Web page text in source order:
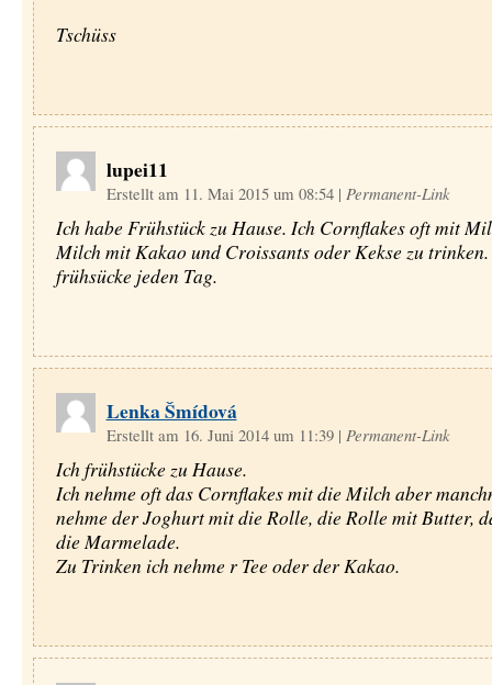
Tschüss
lupei11
Erstellt am 11. Mai 2015 um 08:54 | Permanent-Link
Ich habe Frühstück zu Hause. Ich Cornflakes oft mit
Milch mit Kakao und Croissants oder Kekse zu
frühsücke jeden Tag.
Lenka Šmídová
Erstellt am 16. Juni 2014 um 11:39 | Permanent-Link
Ich frühstücke zu Hause.
Ich nehme oft das Cornflakes mit die Milch aber
nehme der Joghurt mit die Rolle, die Rolle mit Butter,
die Marmelade.
Zu Trinken ich nehme r Tee oder der Kakao.